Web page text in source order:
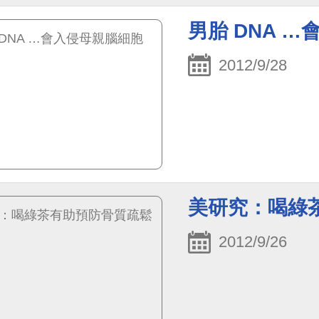
男胎 DNA …
2012/9/28
美研究：喝綠
2012/9/26